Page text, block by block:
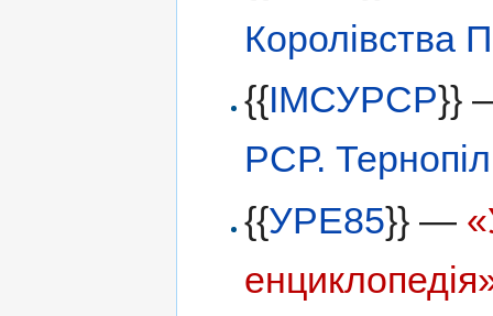
Королівства
{{ІМСУРСР}}
РСР.
{{УРЕ85}} —